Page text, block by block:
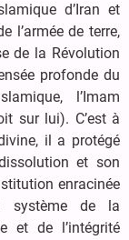
d’Iran et
l’armée de terre,
de la Révolution
profonde du
l’Imam
sur lui). C’est à
il a protégé
et son
enracinée
système de la
et de l’intégrité